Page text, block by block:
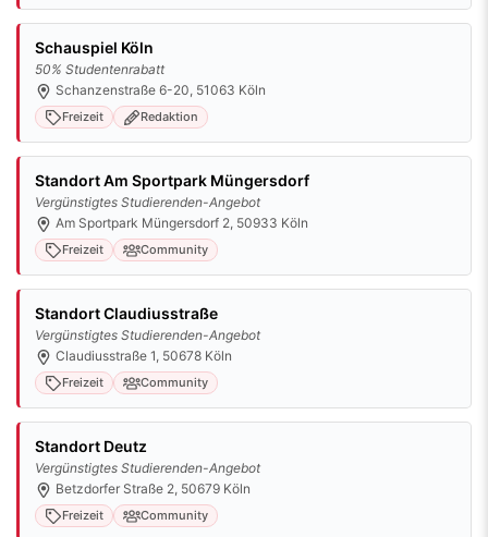
Schauspiel Köln
50% Studentenrabatt
Schanzenstraße 6-20, 51063 Köln
Freizeit Redaktion
Standort Am Sportpark Müngersdorf
Vergünstigtes Studierenden-Angebot
Am Sportpark Müngersdorf 2, 50933 Köln
Freizeit Community
Standort Claudiusstraße
Vergünstigtes Studierenden-Angebot
Claudiusstraße 1, 50678 Köln
Freizeit Community
Standort Deutz
Vergünstigtes Studierenden-Angebot
Betzdorfer Straße 2, 50679 Köln
Freizeit Community